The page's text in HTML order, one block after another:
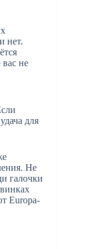
нет.
не
для
Не
галочки
Europa-